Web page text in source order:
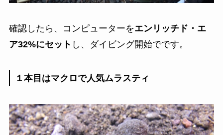
確認したら、コンピューターをエンリッチド・エ
ア32%にセット し、ダイビング開始でです。
１本目はマクロで人気ムラスティ